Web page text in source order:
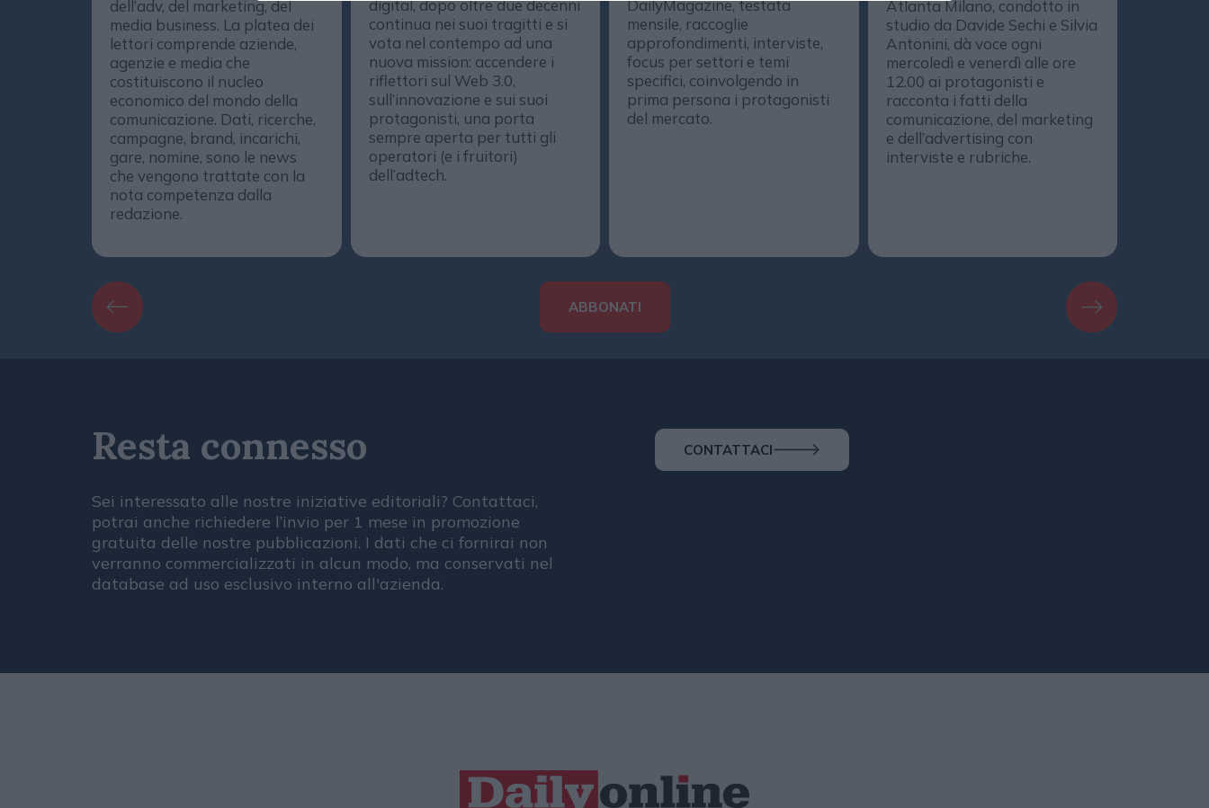
dell’adv, del marketing, del
media business. La platea dei
lettori comprende aziende,
agenzie e media che
costituiscono il nucleo
economico del mondo della
comunicazione. Dati, ricerche,
campagne, brand, incarichi,
gare, nomine, sono le news
che vengono trattate con la
nota competenza dalla
redazione.
digital, dopo oltre due decenni
continua nei suoi tragitti e si
vota nel contempo ad una
nuova mission: accendere i
riflettori sul Web 3.0,
sull’innovazione e sui suoi
protagonisti, una porta
sempre aperta per tutti gli
operatori (e i fruitori)
dell’adtech.
DailyMagazine, testata
mensile, raccoglie
approfondimenti, interviste,
focus per settori e temi
specifici, coinvolgendo in
prima persona i protagonisti
del mercato.
Atlanta Milano, condotto in
studio da Davide Sechi e Silvia
Antonini, dà voce ogni
mercoledì e venerdì alle ore
12.00 ai protagonisti e
racconta i fatti della
comunicazione, del marketing
e dell’advertising con
interviste e rubriche.
ABBONATI
Resta connesso
Sei interessato alle nostre iniziative editoriali? Contattaci,
potrai anche richiedere l’invio per 1 mese in promozione
gratuita delle nostre pubblicazioni. I dati che ci fornirai non
verranno commercializzati in alcun modo, ma conservati nel
database ad uso esclusivo interno all'azienda.
CONTATTACI